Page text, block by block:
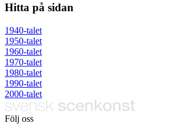
Hitta på sidan
1940-talet
1950-talet
1960-talet
1970-talet
1980-talet
1990-talet
2000-talet
Följ oss